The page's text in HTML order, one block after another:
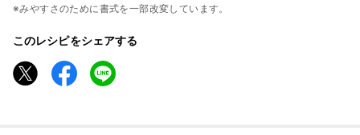
※みやすさのために書式を一部改変しています。
このレシピをシェアする